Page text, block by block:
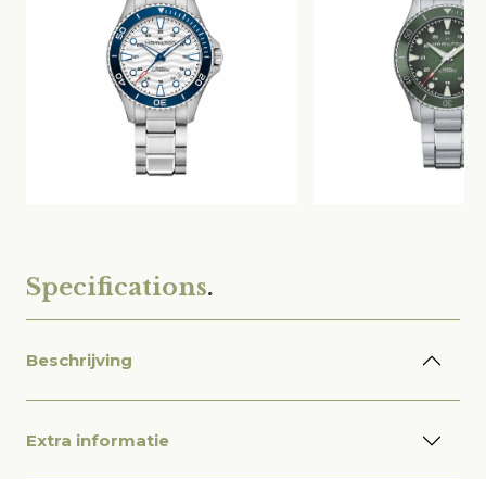
Specifications.
Beschrijving
Extra informatie